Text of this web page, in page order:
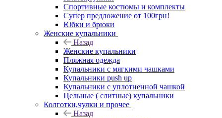
Спортивные костюмы и комплекты
Супер предложение от 100грн!
Юбки и брюки
Женские купальники
Назад
Женские купальники
Пляжная одежда
Купальники с мягкими чашками
Купальники push up
Купальники с уплотненной чашкой
Цельные ( слитные) купальники
Колготки,чулки и прочее
Назад